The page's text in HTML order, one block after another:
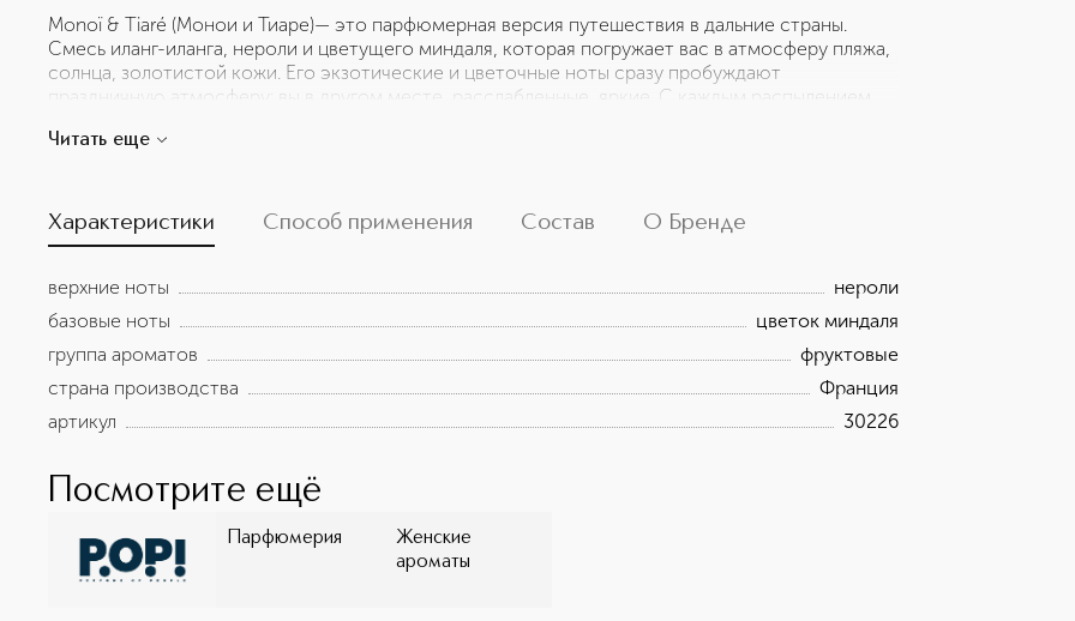
Monoï & Tiaré (Монои и Тиаре)— это парфюмерная версия путешествия в дальние страны.
Смесь иланг-иланга, нероли и цветущего миндаля, которая погружает вас в атмосферу пляжа,
солнца, золотистой кожи. Его экзотические и цветочные ноты сразу пробуждают
праздничную атмосферу: вы в другом месте, расслабленные, яркие. С каждым распылением
чувствовать себя хорошо, свободно и немного в другом месте... даже в середине недели.
Читать еще
Характеристики Способ применения Состав О Бренде
верхние ноты
нероли
базовые ноты
цветок миндаля
группа ароматов
фруктовые
страна производства
Франция
артикул
30226
Посмотрите ещё
Парфюмерия
Женские
ароматы